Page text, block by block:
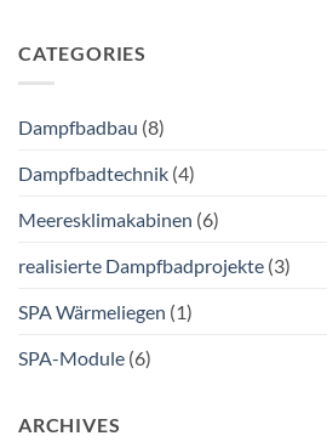
CATEGORIES
Dampfbadbau (8)
Dampfbadtechnik (4)
Meeresklimakabinen (6)
realisierte Dampfbadprojekte (3)
SPA Wärmeliegen (1)
SPA-Module (6)
ARCHIVES